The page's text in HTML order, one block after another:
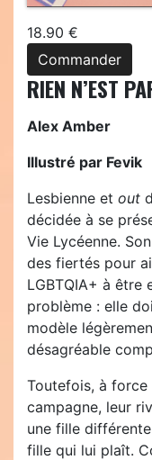
18.90 €
Commander
RIEN N’EST
Alex Amber
Illustré par Fevik
Lesbienne et out
décidée à se
Vie Lycéenne.
des fiertés pour
LGBTQIA+ à être
problème : elle
modèle
désagréable
Toutefois, à
campagne, leur
une fille
fille qui lui plaît.